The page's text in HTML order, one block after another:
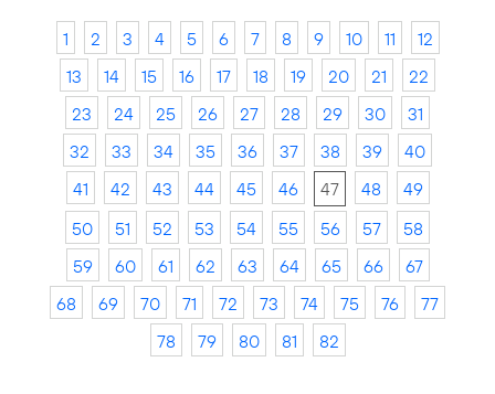
1 2 3 4 5 6 7 8 9 10 11
12
13
14 15 16 17 18 19 20 21
22
23
24 25 26 27 28 29 30
31
32
33 34 35 36 37 38 39
40
41
42 43 44 45 46 47 48
49
50
51 52 53 54 55 56 57
58
59
60 61 62 63 64 65 66
67
68
69 70 71 72 73 74 75 76
77
78
79 80 81 82